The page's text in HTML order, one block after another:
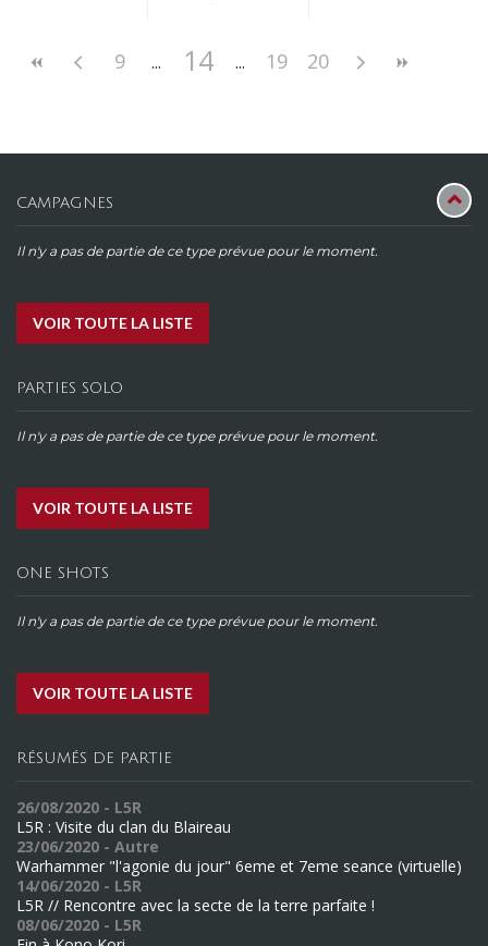
9 14 19 20
CAMPAGNES
Il n'y a pas de partie de ce type prévue pour le moment.
VOIR TOUTE LA LISTE
PARTIES SOLO
Il n'y a pas de partie de ce type prévue pour le moment.
VOIR TOUTE LA LISTE
ONE SHOTS
Il n'y a pas de partie de ce type prévue pour le moment.
VOIR TOUTE LA LISTE
RÉSUMÉS DE PARTIE
26/08/2020 - L5R
L5R : Visite du clan du Blaireau
23/06/2020 - Autre
Warhammer "l'agonie du jour" 6eme et 7eme seance (virtuelle)
14/06/2020 - L5R
L5R // Rencontre avec la secte de la terre parfaite !
08/06/2020 - L5R